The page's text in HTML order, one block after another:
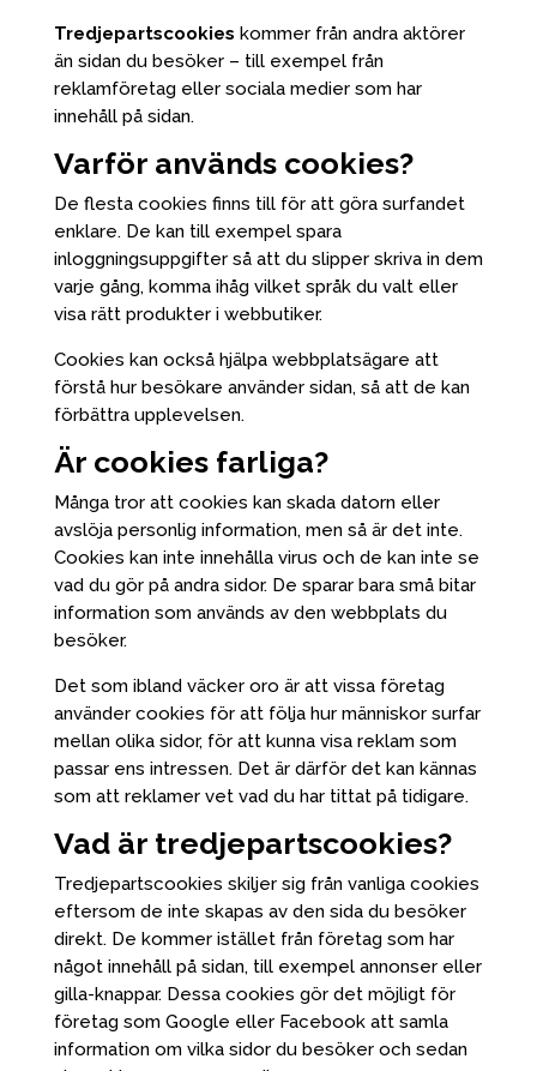
Tredjepartscookies kommer från andra aktörer
än sidan du besöker – till exempel från
reklamföretag eller sociala medier som har
innehåll på sidan.
Varför används cookies?
De flesta cookies finns till för att göra surfandet
enklare. De kan till exempel spara
inloggningsuppgifter så att du slipper skriva in dem
varje gång, komma ihåg vilket språk du valt eller
visa rätt produkter i webbutiker.
Cookies kan också hjälpa webbplatsägare att
förstå hur besökare använder sidan, så att de kan
förbättra upplevelsen.
Är cookies farliga?
Många tror att cookies kan skada datorn eller
avslöja personlig information, men så är det inte.
Cookies kan inte innehålla virus och de kan inte se
vad du gör på andra sidor. De sparar bara små bitar
information som används av den webbplats du
besöker.
Det som ibland väcker oro är att vissa företag
använder cookies för att följa hur människor surfar
mellan olika sidor, för att kunna visa reklam som
passar ens intressen. Det är därför det kan kännas
som att reklamer vet vad du har tittat på tidigare.
Vad är tredjepartscookies?
Tredjepartscookies skiljer sig från vanliga cookies
eftersom de inte skapas av den sida du besöker
direkt. De kommer istället från företag som har
något innehåll på sidan, till exempel annonser eller
gilla-knappar. Dessa cookies gör det möjligt för
företag som Google eller Facebook att samla
information om vilka sidor du besöker och sedan